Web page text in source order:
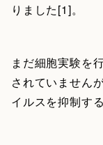
りました[1]。
まだ細胞実験を
されていません
イルスを抑制す